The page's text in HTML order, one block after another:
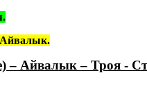
Айвалык.
– Айвалык – Троя -